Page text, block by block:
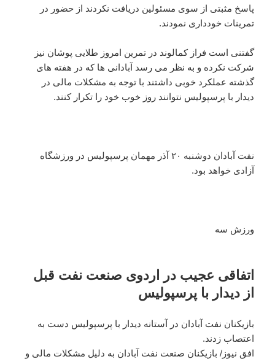
پاسخ مثبتی از سوی مسئولین دریافت نکردند از حضور در
تمرینات خودداری نمودند.
گفتنی است فراز کمالوند در تمرین امروز طلایی پوشان نیز
شرکت نکرده و به نظر می رسد آبادانی ها که در هفته های
گذشته عملکرد خوبی داشتند با توجه به مشکلات مالی در
دیدار با پرسپولیس نتوانند روز خوب خود را تکرار کنند.
نفت آبادان دوشنبه ۲۰ آذر مهمان پرسپولیس در ورزشگاه
آزادی خواهد بود.
ورزش سه
اتفاقی عجیب در اردوی صنعت نفت قبل
از دیدار با پرسپولیس
بازیکنان نفت آبادان در آستانه دیدار با پرسپولیس دست به
اعتصاب زدند.
افق نیوز/ بازیکنان صنعت نفت آبادان به دلیل مشکلات مالی و